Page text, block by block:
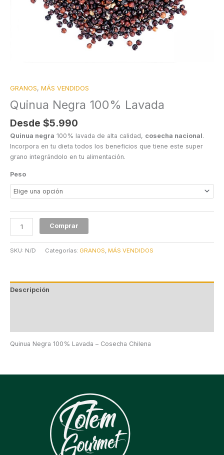
GRANOS, MÁS VENDIDOS
Quinua Negra 100% Lavada
Desde $5.990
Quinua negra 100% lavada de alta calidad, cosecha nacional.
Incorpora en tu dieta todos los beneficios que tiene este super
grano integrándolo en tu alimentación.
Peso
Comprar
SKU: N/D Categorías: GRANOS MÁS VENDIDOS
Descripción
Quinua Negra 100% Lavada – Cosecha Chilena